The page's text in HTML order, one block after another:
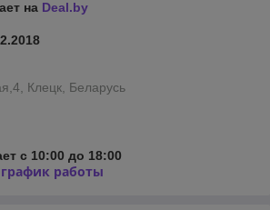
на Deal.by
Клецк, Беларусь
с 10:00 до 18:00
работы